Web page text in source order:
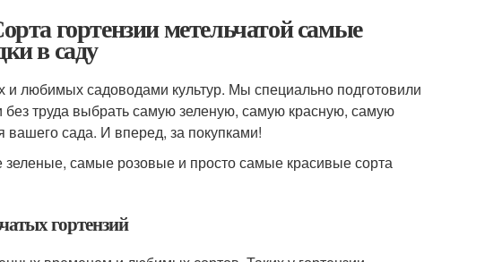
гортензии метельчатой самые
в саду
и любимых садоводами культур. Мы специально подготовили
без труда выбрать самую зеленую, самую красную, самую
сада. И вперед, за покупками!
самые розовые и просто самые красивые сорта
гортензий